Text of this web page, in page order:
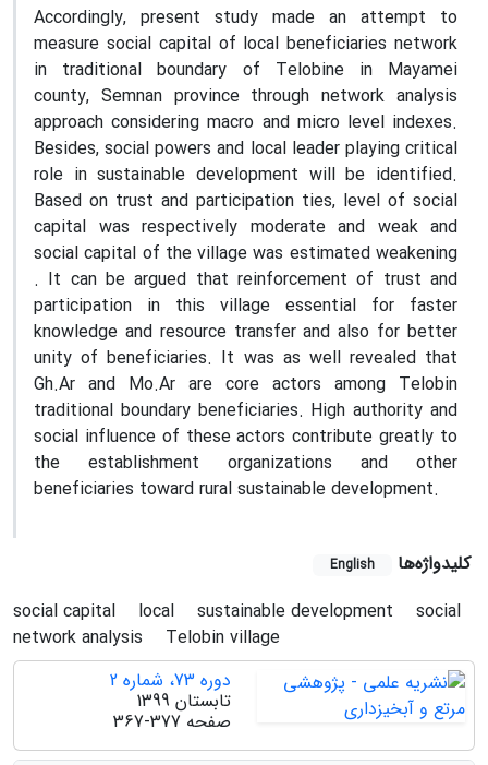
Accordingly, present study made an attempt to
measure social capital of local beneficiaries network
in traditional boundary of Telobine in Mayamei
county, Semnan province through network analysis
approach considering macro and micro level indexes.
Besides, social powers and local leader playing critical
role in sustainable development will be identified.
Based on trust and participation ties, level of social
capital was respectively moderate and weak and
social capital of the village was estimated weakening
. It can be argued that reinforcement of trust and
participation in this village essential for faster
knowledge and resource transfer and also for better
unity of beneficiaries. It was as well revealed that
Gh.Ar and Mo.Ar are core actors among Telobin
traditional boundary beneficiaries. High authority and
social influence of these actors contribute greatly to
the establishment organizations and other
beneficiaries toward rural sustainable development.
کلیدواژه‌ها English
social capital local sustainable development
social
network analysis
Telobin village
دوره 73، شماره 2
تابستان 1399
صفحه 367-377